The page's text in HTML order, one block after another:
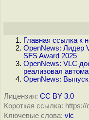
Главная ссылка к
OpenNews: Лидер
SFS Award 2025
OpenNews: VLC
реализовал
OpenNews:
Лицензия: CC BY 3.0
Короткая ссылка:
Ключевые слова: vlc